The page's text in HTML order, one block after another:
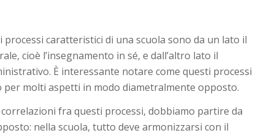
processi caratteristici di una scuola sono da un lato il
cioè l’insegnamento in sé, e dall’altro lato il
È interessante notare come questi processi
per molti aspetti in modo diametralmente opposto.
fra questi processi, dobbiamo partire da
nella scuola, tutto deve armonizzarsi con il